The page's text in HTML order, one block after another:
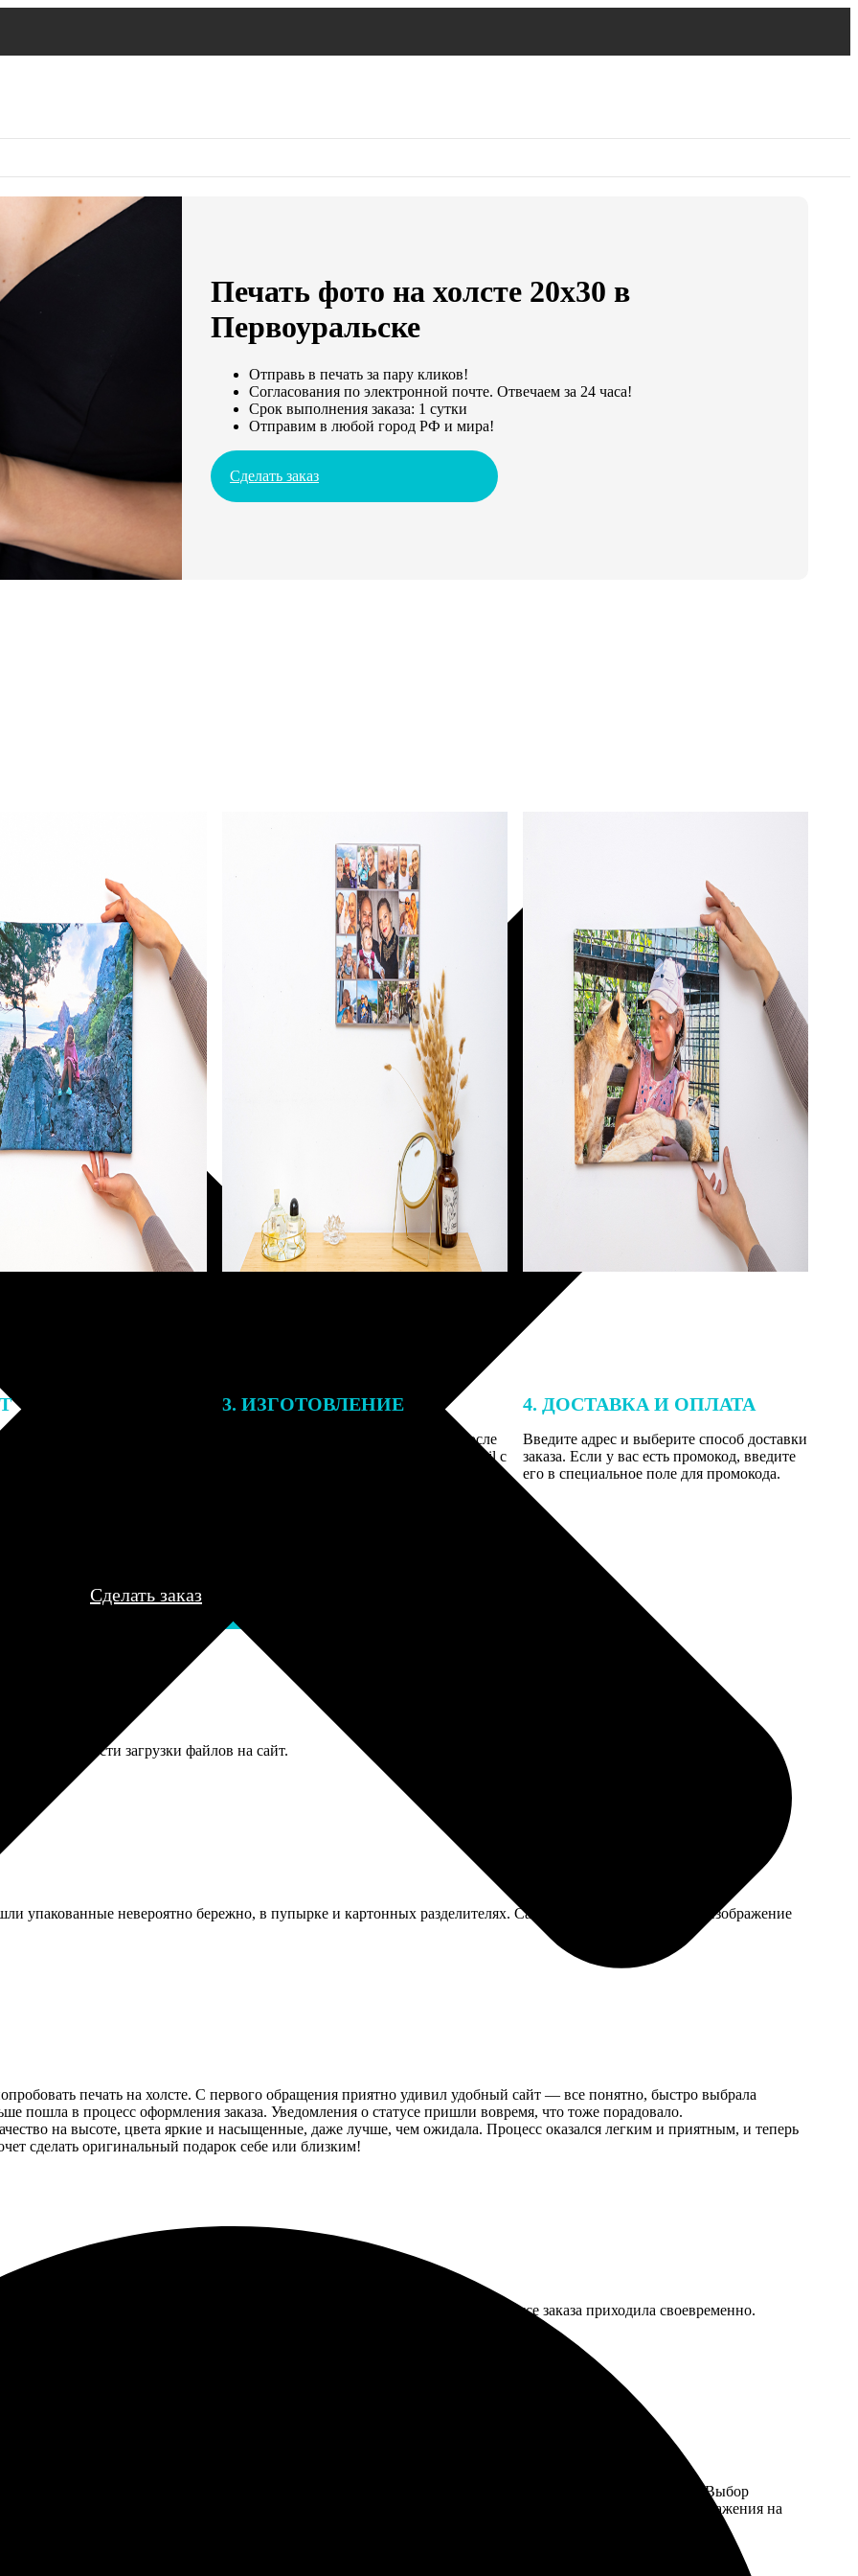
Печать фото на холсте 20х30 в
Первоуральске
Отправь в печать за пару кликов!
Согласования по электронной почте. Отвечаем за 24 часа!
Срок выполнения заказа: 1 сутки
Отправим в любой город РФ и мира!
Сделать заказ
заказа к печати
могут связаться с Вами
телефону или email для
деталей.
3. ИЗГОТОВЛЕНИЕ
Оплатите заказ банковской картой. После
оплаты получите подтверждение на email с
4. ДОСТАВКА И ОПЛАТА
Введите адрес и выберите способ доставки
заказа. Если у вас есть промокод, введите
его в специальное поле для промокода.
Сделать заказ
в скорости загрузки файлов на сайт.
упакованные невероятно бережно, в пупырке и картонных разделителях. Сами тарелки качественные, изображение
печать на холсте. С первого обращения приятно удивил удобный сайт — все понятно, быстро выбрала
пошла в процесс оформления заказа. Уведомления о статусе пришли вовремя, что тоже порадовало.
на высоте, цвета яркие и насыщенные, даже лучше, чем ожидала. Процесс оказался легким и приятным, и теперь
сделать оригинальный подарок себе или близким!
Заказ был оформлен легко, процесс понятный. Вся информация о статусе заказа приходила своевременно.
в срок, всё аккуратно упаковано. Рекомендую!
полностью удовлетворена. Заказ делала через сайт – все очень просто и удобно, буквально пара кликов. Выбор
заказ быстро, в срок, как и обещали. Холст получился отличным – яркие цвета и четкость изображения на
прямо на дом. Рекомендую всем, кто хочет сделать оригинальный подарок или украсить интерьер.